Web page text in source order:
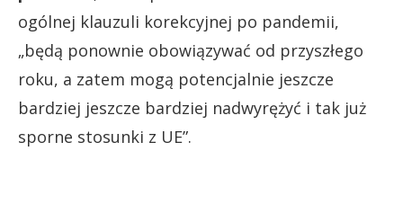
ogólnej klauzuli korekcyjnej po pandemii,
„będą ponownie obowiązywać od przyszłego
roku, a zatem mogą potencjalnie jeszcze
bardziej jeszcze bardziej nadwyrężyć i tak już
sporne stosunki z UE”.